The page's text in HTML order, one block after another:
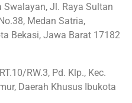
Swalayan, Jl. Raya Sultan
Medan Satria,
Bekasi, Jawa Barat 17182
RW.3, Pd. Klp., Kec.
Daerah Khusus Ibukota